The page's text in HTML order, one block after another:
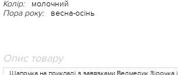
Колір: молочний
Пора року: весна-осінь
Опис товару
Шапочка на прикладі з завязками Ведмедик Зірочка